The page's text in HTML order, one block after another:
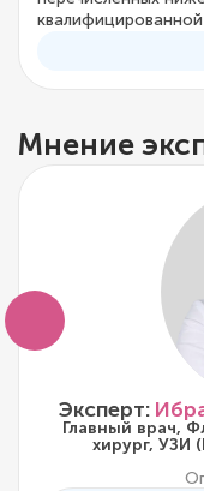
Мнение
Эксперт:
Главный врач,
хирург, УЗИ